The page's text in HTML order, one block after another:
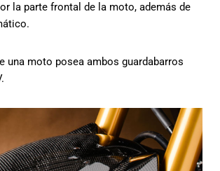
la parte frontal de la moto, además de
una moto posea ambos guardabarros